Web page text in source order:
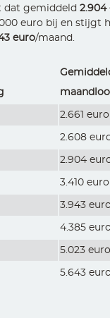
dat gemiddeld2.904
euro bij en stijgt
euro/maand.
2.661 euro
2.608
2.904
3.410 euro
3.943 euro
4.385 euro
5.023 euro
5.643 euro